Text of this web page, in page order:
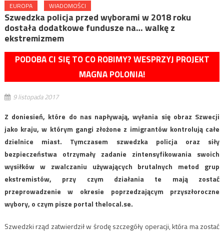
EUROPA WIADOMOŚCI
Szwedzka policja przed wyborami w 2018 roku
dostała dodatkowe fundusze na… walkę z
ekstremizmem
PODOBA CI SIĘ TO CO ROBIMY? WESPRZYJ PROJEKT
MAGNA POLONIA!
9 listopada 2017
Z doniesień, które do nas napływają, wyłania się obraz Szwecji
jako kraju, w którym gangi złożone z imigrantów kontrolują całe
dzielnice miast. Tymczasem szwedzka policja oraz siły
bezpieczeństwa otrzymały zadanie zintensyfikowania swoich
wysiłków w zwalczaniu używających brutalnych metod grup
ekstremistów, przy czym działania te mają zostać
przeprowadzenie w okresie poprzedzającym przyszłoroczne
wybory, o czym pisze portal thelocal.se.
Szwedzki rząd zatwierdził w środę szczegóły operacji, która ma zostać